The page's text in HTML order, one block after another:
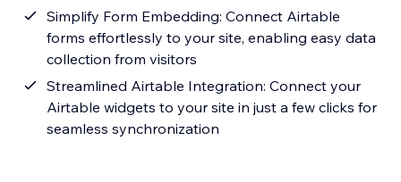
Simplify Form Embedding: Connect Airtable
forms effortlessly to your site, enabling easy data
collection from visitors
Streamlined Airtable Integration: Connect your
Airtable widgets to your site in just a few clicks for
seamless synchronization